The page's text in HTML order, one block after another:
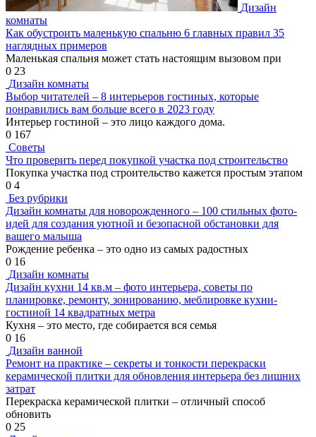
Дизайн
комнаты
Как обустроить маленькую спальню 6 главных правил 35
наглядных примеров
Маленькая спальня может стать настоящим вызовом при
0 23
Дизайн комнаты
Выбор читателей – 8 интерьеров гостиных, которые
понравились вам больше всего в 2023 году
Интерьер гостиной – это лицо каждого дома.
0 167
Советы
Что проверить перед покупкой участка под строительство
Покупка участка под строительство кажется простым этапом
0 4
Без рубрики
Дизайн комнаты для новорожденного – 100 стильных фото-
идей для создания уютной и безопасной обстановки для
вашего малыша
Рождение ребенка – это одно из самых радостных
0 16
Дизайн комнаты
Дизайн кухни 14 кв.м – фото интерьера, советы по
планировке, ремонту, зонированию, меблировке кухни-
гостиной 14 квадратных метра
Кухня – это место, где собирается вся семья
0 16
Дизайн ванной
Ремонт на практике – секреты и тонкости перекраски
керамической плитки для обновления интерьера без лишних
затрат
Перекраска керамической плитки – отличный способ
обновить
0 25